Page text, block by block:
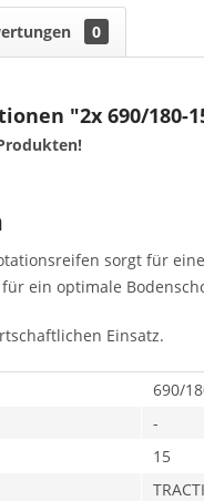
0
"2x 690/180-15
sorgt für
ein optimale
Einsatz.
690/
-
15